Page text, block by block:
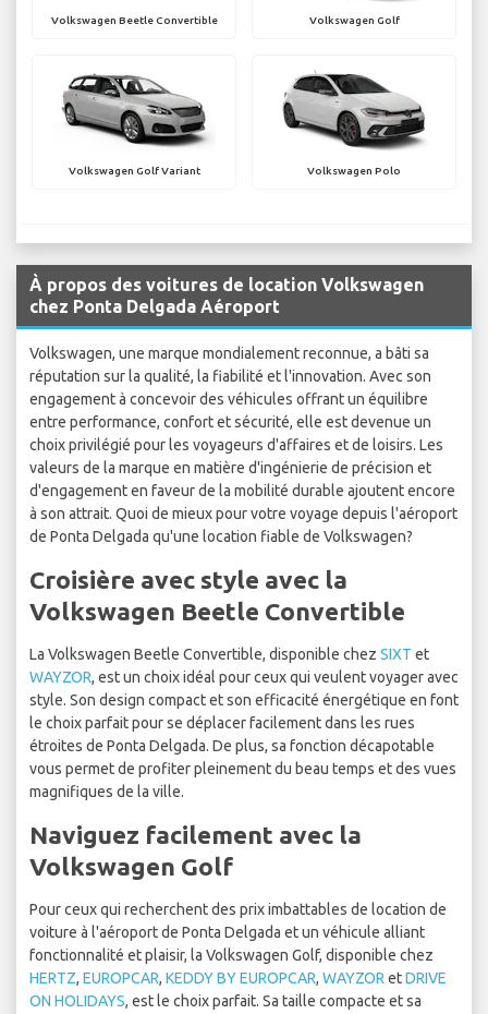
Volkswagen Beetle Convertible Volkswagen Golf
Volkswagen Golf Variant Volkswagen Polo
À propos des voitures de location Volkswagen
chez Ponta Delgada Aéroport
Volkswagen, une marque mondialement reconnue, a bâti sa
réputation sur la qualité, la fiabilité et l'innovation. Avec son
engagement à concevoir des véhicules offrant un équilibre
entre performance, confort et sécurité, elle est devenue un
choix privilégié pour les voyageurs d'affaires et de loisirs. Les
valeurs de la marque en matière d'ingénierie de précision et
d'engagement en faveur de la mobilité durable ajoutent encore
à son attrait. Quoi de mieux pour votre voyage depuis l'aéroport
de Ponta Delgada qu'une location fiable de Volkswagen?
Croisière avec style avec la
Volkswagen Beetle Convertible
La Volkswagen Beetle Convertible, disponible chez SIXT et
WAYZOR, est un choix idéal pour ceux qui veulent voyager avec
style. Son design compact et son efficacité énergétique en font
le choix parfait pour se déplacer facilement dans les rues
étroites de Ponta Delgada. De plus, sa fonction décapotable
vous permet de profiter pleinement du beau temps et des vues
magnifiques de la ville.
Naviguez facilement avec la
Volkswagen Golf
Pour ceux qui recherchent des prix imbattables de location de
voiture à l'aéroport de Ponta Delgada et un véhicule alliant
fonctionnalité et plaisir, la Volkswagen Golf, disponible chez
HERTZ, EUROPCAR, KEDDY BY EUROPCAR, WAYZOR etDRIVE
ON HOLIDAYS, est le choix parfait. Sa taille compacte et sa